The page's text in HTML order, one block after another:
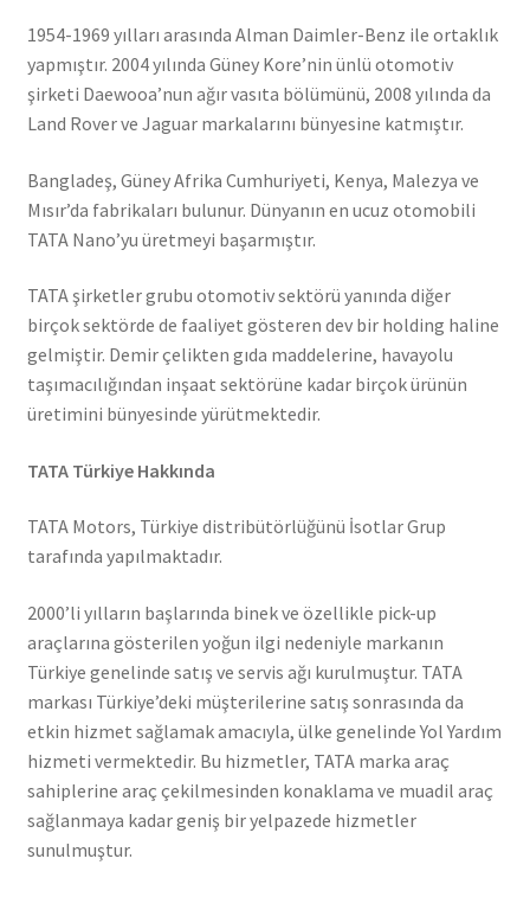
1954-1969 yılları arasında Alman Daimler-Benz ile ortaklık
yapmıştır. 2004 yılında Güney Kore’nin ünlü otomotiv
şirketi Daewooa’nun ağır vasıta bölümünü, 2008 yılında da
Land Rover ve Jaguar markalarını bünyesine katmıştır.
Bangladeş, Güney Afrika Cumhuriyeti, Kenya, Malezya ve
Mısır’da fabrikaları bulunur. Dünyanın en ucuz otomobili
TATA Nano’yu üretmeyi başarmıştır.
TATA şirketler grubu otomotiv sektörü yanında diğer
birçok sektörde de faaliyet gösteren dev bir holding haline
gelmiştir. Demir çelikten gıda maddelerine, havayolu
taşımacılığından inşaat sektörüne kadar birçok ürünün
üretimini bünyesinde yürütmektedir.
TATA Türkiye Hakkında
TATA Motors, Türkiye distribütörlüğünü İsotlar Grup
tarafında yapılmaktadır.
2000’li yılların başlarında binek ve özellikle pick-up
araçlarına gösterilen yoğun ilgi nedeniyle markanın
Türkiye genelinde satış ve servis ağı kurulmuştur. TATA
markası Türkiye’deki müşterilerine satış sonrasında da
etkin hizmet sağlamak amacıyla, ülke genelinde Yol Yardım
hizmeti vermektedir. Bu hizmetler, TATA marka araç
sahiplerine araç çekilmesinden konaklama ve muadil araç
sağlanmaya kadar geniş bir yelpazede hizmetler
sunulmuştur.